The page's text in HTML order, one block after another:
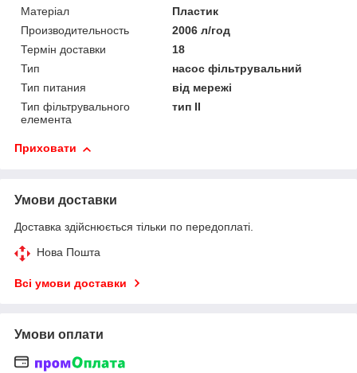
Матеріал
Пластик
Производительность
2006 л/год
Термін доставки
18
Тип
насос фільтрувальний
Тип питания
від мережі
Тип фільтрувального
елемента
тип ІІ
Приховати
Умови доставки
Доставка здійснюється тільки по передоплаті.
Нова Пошта
Всі умови доставки
Умови оплати